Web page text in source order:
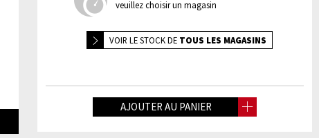
veuillez choisir un magasin
VOIR LESTOCK DE TOUS LES MAGASINS
AJOUTER AU PANIER